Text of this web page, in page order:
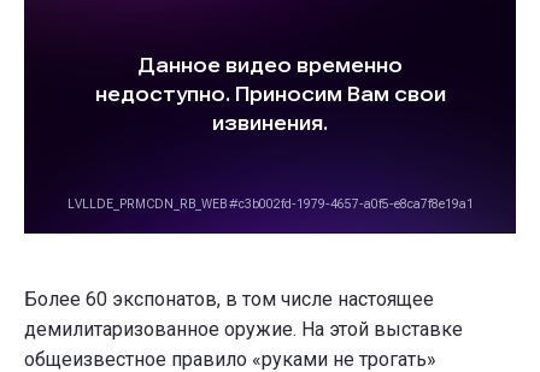
Более 60 экспонатов, в том числе настоящее
демилитаризованное оружие. На этой выставке
общеизвестное правило «руками не трогать»